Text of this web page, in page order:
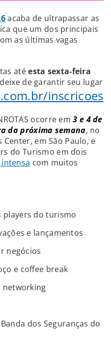
acaba de ultrapassar as
que um dos principais
as últimas vagas
atéesta sexta-feira
de garantir seu lugar
inscricoes
ocorre em3 e 4 de
da próxima semana, no
Center, em São Paulo, e
do Turismo em dois
com muitos
players do turismo
e lançamentos
negócios
e coffee break
networking
dos Seguranças do